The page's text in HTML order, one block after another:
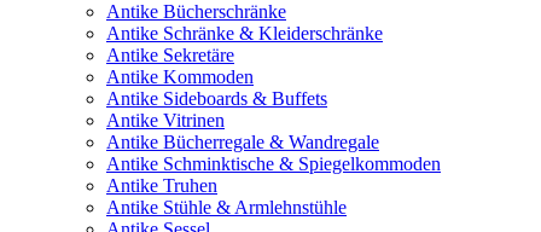
Antike Bücherschränke
Antike Schränke & Kleiderschränke
Antike Sekretäre
Antike Kommoden
Antike Sideboards & Buffets
Antike Vitrinen
Antike Bücherregale & Wandregale
Antike Schminktische & Spiegelkommoden
Antike Truhen
Antike Stühle & Armlehnstühle